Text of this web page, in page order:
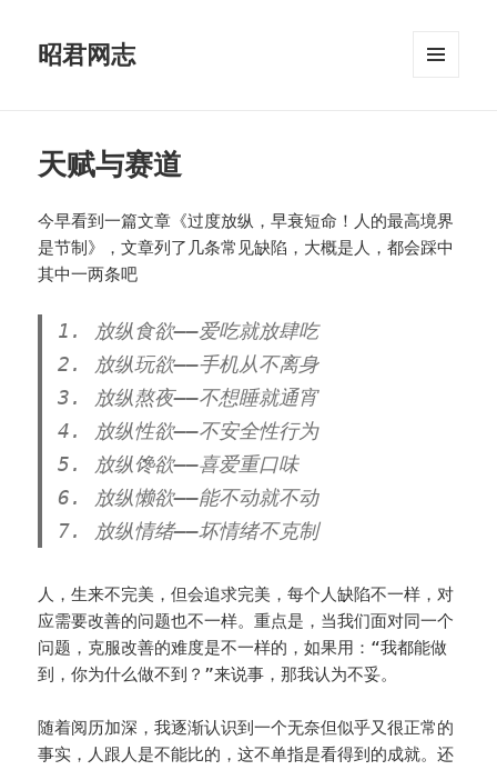
昭君网志
天赋与赛道
今早看到一篇文章《过度放纵，早衰短命！人的最高境界
是节制》，文章列了几条常见缺陷，大概是人，都会踩中
其中一两条吧
1. 放纵食欲——爱吃就放肆吃
2. 放纵玩欲——手机从不离身
3. 放纵熬夜——不想睡就通宵
4. 放纵性欲——不安全性行为
5. 放纵馋欲——喜爱重口味
6. 放纵懒欲——能不动就不动
7. 放纵情绪——坏情绪不克制
人，生来不完美，但会追求完美，每个人缺陷不一样，对
应需要改善的问题也不一样。重点是，当我们面对同一个
问题，克服改善的难度是不一样的，如果用：“我都能做
到，你为什么做不到？”来说事，那我认为不妥。
随着阅历加深，我逐渐认识到一个无奈但似乎又很正常的
事实，人跟人是不能比的，这不单指是看得到的成就。还